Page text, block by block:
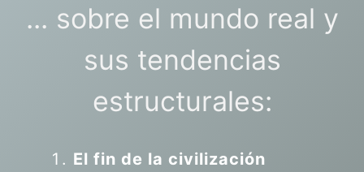
... sobre el mundo real y
sus tendencias
estructurales:
El fin de la civilización